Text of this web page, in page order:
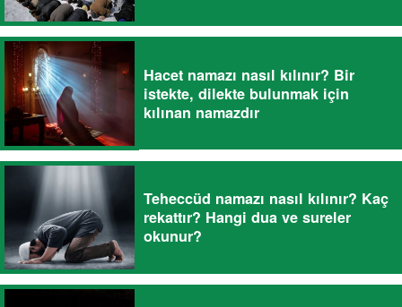
Hacet namazı nasıl kılınır? Bir
istekte, dilekte bulunmak için
kılınan namazdır
Teheccüd namazı nasıl kılınır? Kaç
rekattır? Hangi dua ve sureler
okunur?